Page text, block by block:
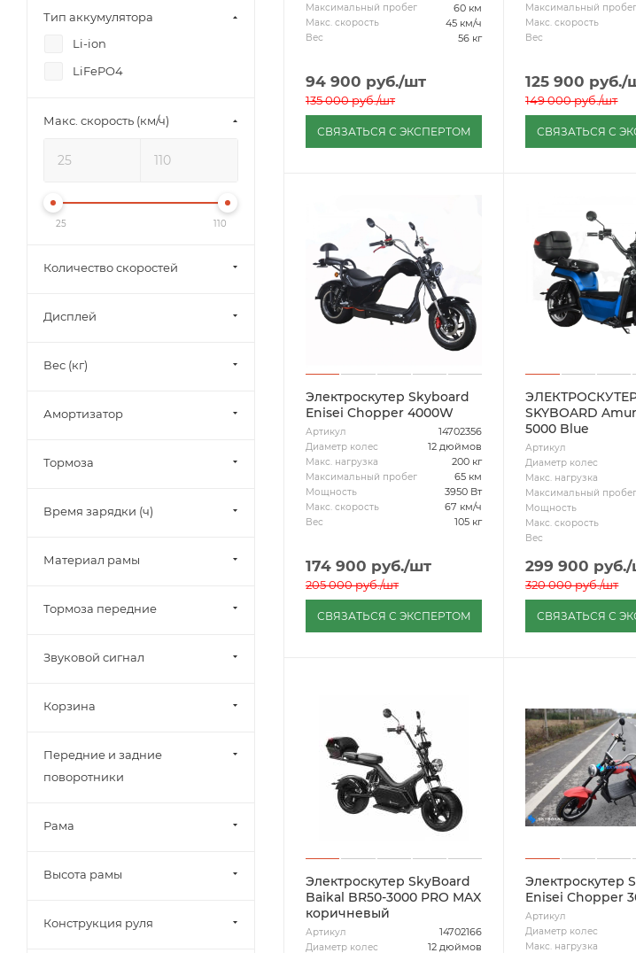
Максимальный пробег 60 км
Макс. скорость 45 км/ч
Вес 56 кг
94 900 руб./шт
135 000руб./шт
СВЯЗАТЬСЯ С ЭКСПЕРТОМ
Максимальный пробег
Макс. скорость
Вес
125 900 руб./
149 000руб./шт
СВЯЗАТЬСЯ С
Электроскутер Skyboard
Enisei Chopper 4000W
Артикул 14702356
Диаметр колес 12 дюймов
Макс. нагрузка 200 кг
Максимальный пробег 65 км
Мощность 3950 Вт
Макс. скорость 67 км/ч
Вес 105 кг
174 900 руб./шт
205 000руб./шт
СВЯЗАТЬСЯ С ЭКСПЕРТОМ
SKYBOARD
5000 Blue
Артикул
Диаметр колес
Макс. нагрузка
Максимальный пробег
Мощность
Макс. скорость
Вес
299 900 руб./
320 000руб./шт
СВЯЗАТЬСЯ С
Электроскутер SkyBoard
Baikal BR50-3000 PRO MAX
коричневый
Артикул 14702166
Диаметр колес 12 дюймов
Электроскутер
Enisei
Артикул
Диаметр колес
Макс. нагрузка
Тип аккумулятора
Li-ion
LiFePO4
Макс. скорость (км/ч)
25 110
Количество скоростей
Дисплей
Вес (кг)
Амортизатор
Тормоза
Время зарядки (ч)
Материал рамы
Тормоза передние
Звуковой сигнал
Корзина
Передние и задние
поворотники
Рама
Высота рамы
Конструкция руля